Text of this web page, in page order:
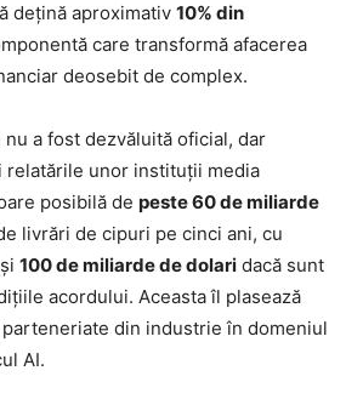
dețină aproximativ 10% din
care transformă afacerea
deosebit de complex.
a fost dezvăluită oficial, dar
relatările unor instituții media
posibilă de peste 60 de miliarde
livrări de cipuri pe cinci ani, cu
100 de miliarde de dolari dacă sunt
acordului. Aceasta îl plasează
din industrie în domeniul
AI.